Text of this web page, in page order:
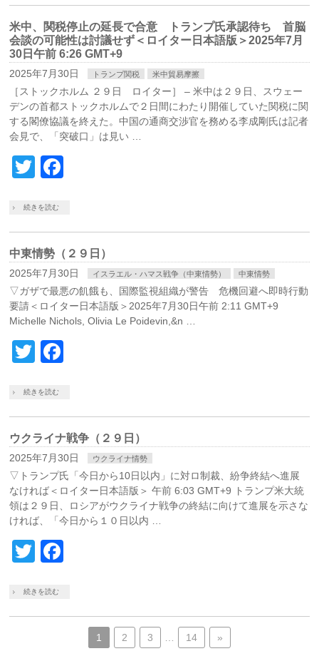
米中、関税停止の延長で合意 トランプ氏承認待ち 首脳
会談の可能性は討議せず＜ロイター日本語版＞2025年7月
30日午前 6:26 GMT+9
2025年7月30日 トランプ関税 米中貿易摩擦
［ストックホルム ２９日 ロイター］ – 米中は２９日、スウェー
デンの首都ストックホルムで２日間にわたり開催していた関税に関
する閣僚協議を終えた。中国の通商交渉官を務める李成剛氏は記者
会見で、「突破口」は見い …
Twitter
続きを読む
中東情勢（２９日）
2025年7月30日 イスラエル・ハマス戦争（中東情勢） 中東情勢
▽ガザで最悪の飢餓も、国際監視組織が警告 危機回避へ即時行動
要請＜ロイター日本語版＞2025年7月30日午前 2:11 GMT+9
Michelle Nichols, Olivia Le Poidevin,&n …
Twitter
続きを読む
ウクライナ戦争（２９日）
2025年7月30日 ウクライナ情勢
▽トランプ氏「今日から10日以内」に対ロ制裁、紛争終結へ進展
なければ＜ロイター日本語版＞ 午前 6:03 GMT+9 トランプ米大統
領は２９日、ロシアがウクライナ戦争の終結に向けて進展を示さな
ければ、「今日から１０日以内 …
Twitter
続きを読む
1 2 3 14 »